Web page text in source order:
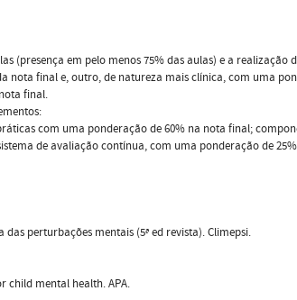
(presença em pelo menos 75% das aulas) e a realização
nota final e, outro, de natureza mais clínica, com uma
final.
com uma ponderação de 60% na nota final;
de avaliação contínua, com uma ponderação de
perturbações mentais (5ª ed revista). Climepsi.
child mental health. APA.